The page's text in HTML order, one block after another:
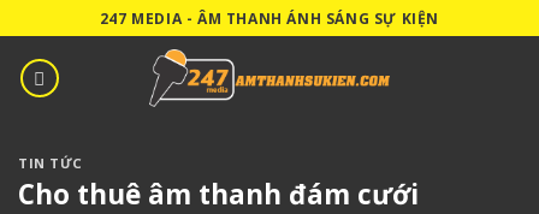
to
content
247 MEDIA - ÂM THANH ÁNH SÁNG SỰ KIỆN
TIN TỨC
Cho thuê âm thanh đám cưới